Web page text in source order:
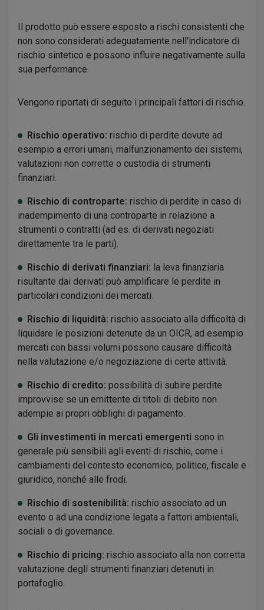
Il prodotto può essere esposto a rischi consistenti che
non sono considerati adeguatamente nell'indicatore di
rischio sintetico e possono influire negativamente sulla
sua performance.
Vengono riportati di seguito i principali fattori di rischio.
Rischio operativo: rischio di perdite dovute ad
esempio a errori umani, malfunzionamento dei sistemi,
valutazioni non corrette o custodia di strumenti
finanziari.
Rischio di controparte: rischio di perdite in caso di
inadempimento di una controparte in relazione a
strumenti o contratti (ad es. di derivati negoziati
direttamente tra le parti).
Rischio di derivati finanziari: la leva finanziaria
risultante dai derivati può amplificare le perdite in
particolari condizioni dei mercati.
Rischio di liquidità: rischio associato alla difficoltà di
liquidare le posizioni detenute da un OICR, ad esempio
mercati con bassi volumi possono causare difficoltà
nella valutazione e/o negoziazione di certe attività.
Rischio di credito: possibilità di subire perdite
improvvise se un emittente di titoli di debito non
adempie ai propri obblighi di pagamento.
Gli investimenti in mercati emergenti sono in
generale più sensibili agli eventi di rischio, come i
cambiamenti del contesto economico, politico, fiscale e
giuridico, nonché alle frodi.
Rischio di sostenibilità: rischio associato ad un
evento o ad una condizione legata a fattori ambientali,
sociali o di governance.
Rischio di pricing: rischio associato alla non corretta
valutazione degli strumenti finanziari detenuti in
portafoglio.